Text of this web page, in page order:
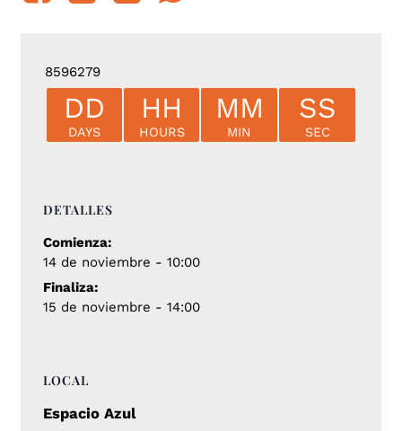
8596279
DD
DAYS
HH
HOURS
MM
MIN
SS
SEC
DETALLES
Comienza:
14 de noviembre - 10:00
Finaliza:
15 de noviembre - 14:00
LOCAL
Espacio Azul